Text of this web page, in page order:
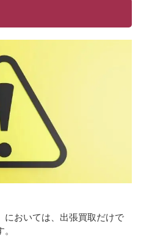
においては、出張買取だけで